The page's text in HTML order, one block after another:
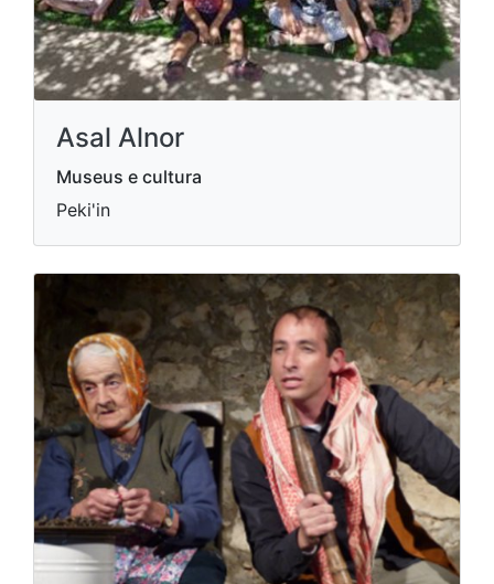
Asal Alnor
Museus e cultura
Peki'in